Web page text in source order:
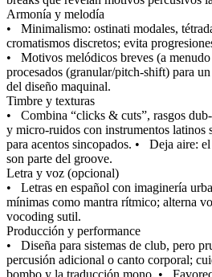
Armonía y melodía
• Minimalismo: ostinati modales,
cromatismos discretos; evita
• Motivos melódicos breves (a
procesados (granular/pitch‑shift) para
del diseño maquinal.
Timbre y texturas
• Combina “clicks & cuts”, rasgos
y micro‑ruidos con instrumentos latinos
para acentos sincopados. • Deja aire:
son parte del groove.
Letra y voz (opcional)
• Letras en español con imaginería
mínimas como mantra rítmico; alterna
vocoding sutil.
Producción y performance
• Diseña para sistemas de club, pero
percusión adicional o canto corporal;